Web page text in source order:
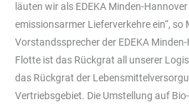
läuten wir als EDEKA Minden-
emissionsarmer Lieferverkehre ein“, so
Vorstandssprecher der EDEKA
Flotte ist das Rückgrat all unserer
das Rückgrat der
Vertriebsgebiet. Die Umstellung auf